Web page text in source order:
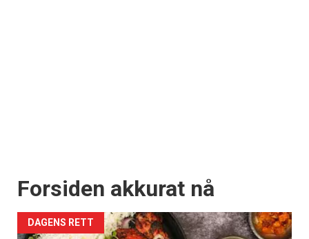
Forsiden akkurat nå
DAGENS RETT